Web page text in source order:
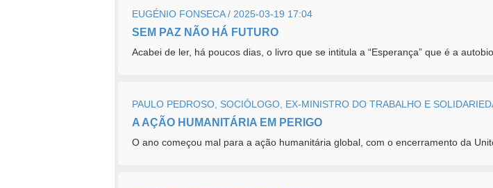
EUGÉNIO FONSECA / 2025-03-19 17:04
SEM PAZ NÃO HÁ FUTURO
Acabei de ler, há poucos dias, o livro que se intitula a “Esperança” que é a
PAULO PEDROSO, SOCIÓLOGO, EX-MINISTRO DO TRABALHO E
A AÇÃO HUMANITÁRIA EM PERIGO
O ano começou mal para a ação humanitária global, com o encerramento da